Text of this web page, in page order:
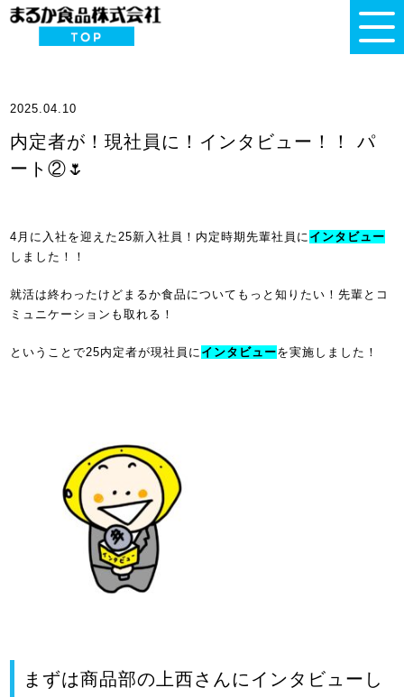
2025.04.10
内定者が！現社員に！インタビュー！！ パ
ート②🌷
4月に入社を迎えた25新入社員！内定時期先輩社員に インタビュー
しました！！
就活は終わったけどまるか食品についてもっと知りたい！先輩とコ
ミュニケーションも取れる！
ということで25内定者が現社員に インタビューを実施しました！
まずは商品部の上西さんにインタビューし